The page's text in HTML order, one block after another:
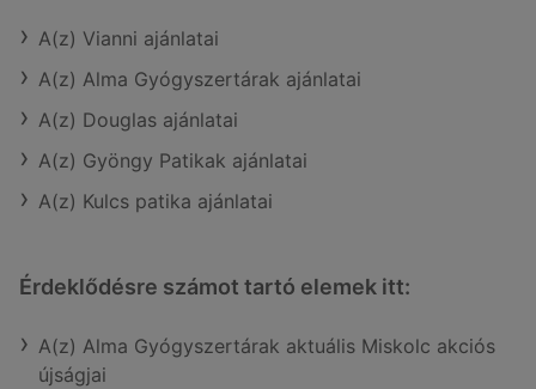
A(z) Vianni ajánlatai
A(z) Alma Gyógyszertárak ajánlatai
A(z) Douglas ajánlatai
A(z) Gyöngy Patikak ajánlatai
A(z) Kulcs patika ajánlatai
Érdeklődésre számot tartó elemek itt:
A(z) Alma Gyógyszertárak aktuális Miskolc akciós
újságjai